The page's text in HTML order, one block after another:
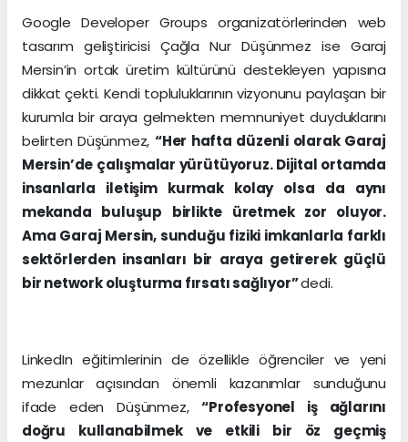
Google Developer Groups organizatörlerinden web
tasarım geliştiricisi Çağla Nur Düşünmez ise Garaj
Mersin’in ortak üretim kültürünü destekleyen yapısına
dikkat çekti. Kendi topluluklarının vizyonunu paylaşan bir
kurumla bir araya gelmekten memnuniyet duyduklarını
belirten Düşünmez, “Her hafta düzenli olarak Garaj
Mersin’de çalışmalar yürütüyoruz. Dijital ortamda
insanlarla iletişim kurmak kolay olsa da aynı
mekanda buluşup birlikte üretmek zor oluyor.
Ama Garaj Mersin, sunduğu fiziki imkanlarla farklı
sektörlerden insanları bir araya getirerek güçlü
bir network oluşturma fırsatı sağlıyor”dedi.
LinkedIn eğitimlerinin de özellikle öğrenciler ve yeni
mezunlar açısından önemli kazanımlar sunduğunu
ifade eden Düşünmez,“Profesyonel iş ağlarını
doğru kullanabilmek ve etkili bir öz geçmiş